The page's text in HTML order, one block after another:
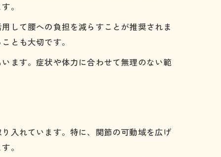
。
して腰への負担を減らすことが推奨されま
とも大切です。
ます。症状や体力に合わせて無理のない範
入れています。特に、関節の可動域を広げ
。